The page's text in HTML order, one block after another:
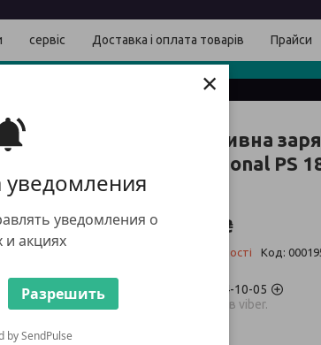
уведомления
уведомления о
и акциях
Разрешить
by SendPulse
×
сервіс Доставка і оплата товарів Прайси
Портативна
Professional PS
39 752 ₴
Немає в наявності Код:
+380 (67) 704-10-05
заказ товаров viber.